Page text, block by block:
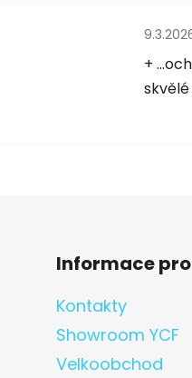
z 5 hvězdiček.
+
Informace
Kontakty
Showroom YCF
Velkoobchod